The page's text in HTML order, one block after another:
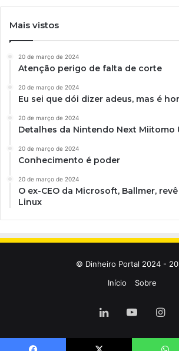
Mais vistos
20 de março de 2024
Atenção perigo de falta de corte
20 de março de 2024
Eu sei que dói dizer adeus, mas é
20 de março de 2024
Detalhes da Nintendo Next Miitomo
20 de março de 2024
Conhecimento é poder
20 de março de 2024
O ex-CEO da Microsoft, Ballmer,
Linux
© Dinheiro Portal 2024 -
Início
Sobre
LinkedinYouTube